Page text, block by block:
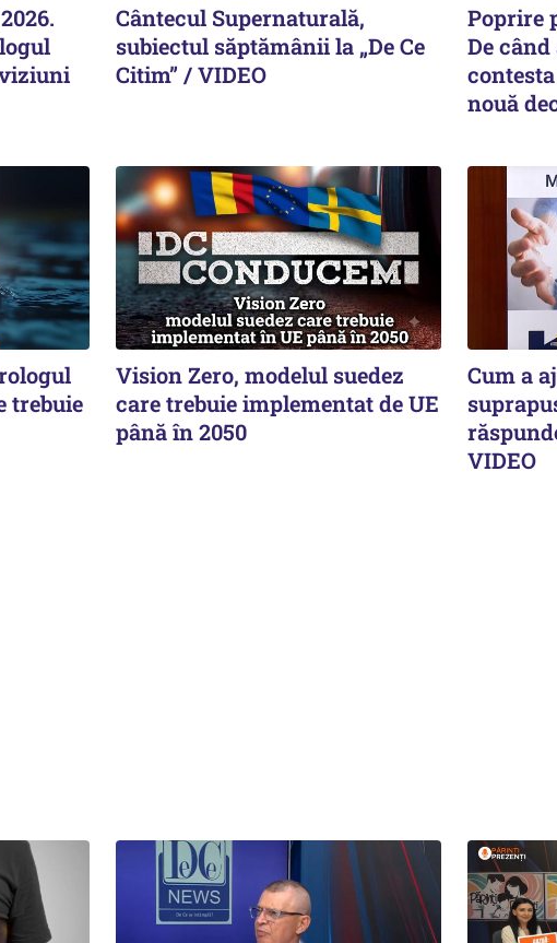
Cântecul Supernaturală,
subiectul săptămânii la „De Ce
Citim” / VIDEO
Poprire
De
nouă
trebuie
Vision Zero, modelul suedez
care trebuie implementat de UE
până în 2050
Cum a
VIDEO